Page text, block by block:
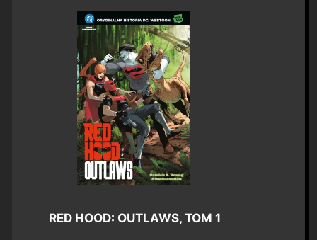
RED HOOD: OUTLAWS, TOM 1